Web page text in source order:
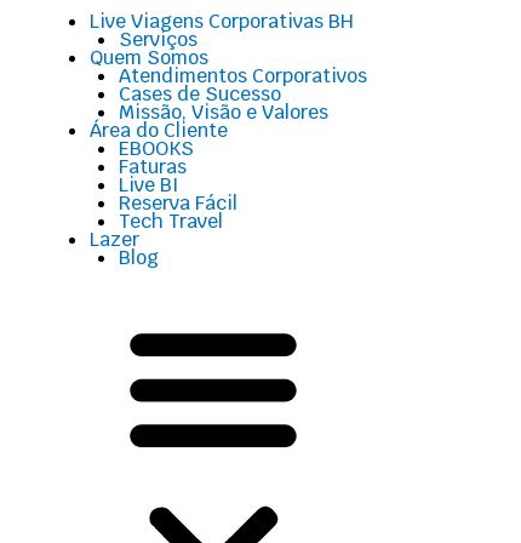
Live Viagens Corporativas BH
Serviços
Quem Somos
Atendimentos Corporativos
Cases de Sucesso
Missão, Visão e Valores
Área do Cliente
EBOOKS
Faturas
Live BI
Reserva Fácil
Tech Travel
Lazer
Blog